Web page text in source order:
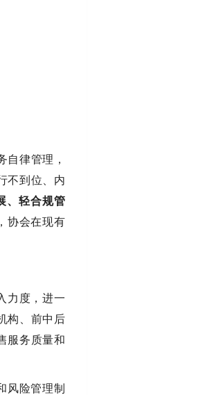
自律管理，
不到位、内
、轻合规管
协会在现有
力度，进一
构、前中后
服务质量和
风险管理制